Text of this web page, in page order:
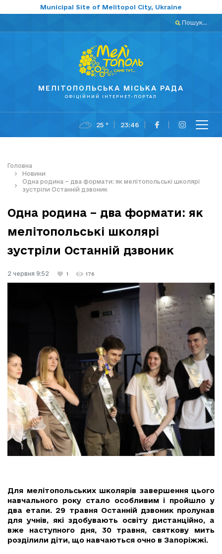
Municipal Site of Melitopol City, Ukraine
Пошук...
МЕЛІТОПОЛЬСЬКА МІСЬКА РАДА
ОФІЦІЙНИЙ ІНТЕРНЕТ-ПОРТАЛ
25 ° 23:46
Головна
Новини
Одна родина – два формати: як мелітопольські школярі
зустріли Останній дзвоник
Одна родина – два формати: як
мелітопольські школярі
зустріли Останній дзвоник
2 червня 9:52 1 176
Для мелітопольських школярів завершення цього
навчального року стало особливим і пройшло у
два етапи. 29 травня Останній дзвоник пролунав
для учнів, які здобувають освіту дистанційно, а
вже наступного дня, 30 травня, святкову мить
розділили діти, що навчаються очно в Запоріжжі.